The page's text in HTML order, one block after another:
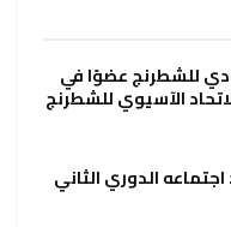
للشطرنج عضوًا في
الآسيوي للشطرنج
الدوري الثاني